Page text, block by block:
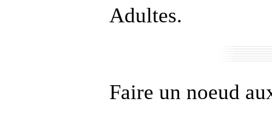
Adultes.
Faire un noeud